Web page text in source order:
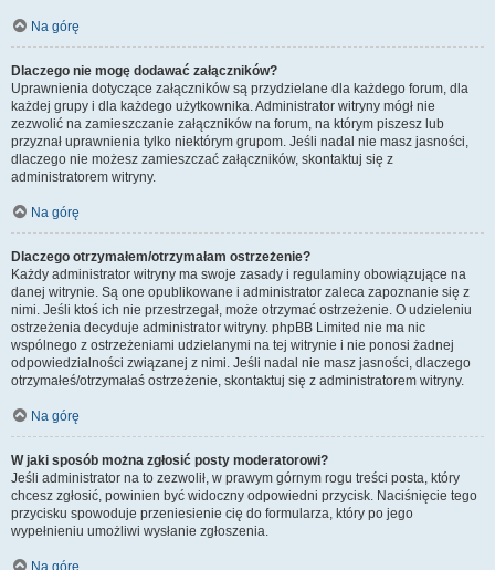
Na górę
Dlaczego nie mogę dodawać załączników?
Uprawnienia dotyczące załączników są przydzielane dla każdego forum, dla
każdej grupy i dla każdego użytkownika. Administrator witryny mógł nie
zezwolić na zamieszczanie załączników na forum, na którym piszesz lub
przyznał uprawnienia tylko niektórym grupom. Jeśli nadal nie masz jasności,
dlaczego nie możesz zamieszczać załączników, skontaktuj się z
administratorem witryny.
Na górę
Dlaczego otrzymałem/otrzymałam ostrzeżenie?
Każdy administrator witryny ma swoje zasady i regulaminy obowiązujące na
danej witrynie. Są one opublikowane i administrator zaleca zapoznanie się z
nimi. Jeśli ktoś ich nie przestrzegał, może otrzymać ostrzeżenie. O udzieleniu
ostrzeżenia decyduje administrator witryny. phpBB Limited nie ma nic
wspólnego z ostrzeżeniami udzielanymi na tej witrynie i nie ponosi żadnej
odpowiedzialności związanej z nimi. Jeśli nadal nie masz jasności, dlaczego
otrzymałeś/otrzymałaś ostrzeżenie, skontaktuj się z administratorem witryny.
Na górę
W jaki sposób można zgłosić posty moderatorowi?
Jeśli administrator na to zezwolił, w prawym górnym rogu treści posta, który
chcesz zgłosić, powinien być widoczny odpowiedni przycisk. Naciśnięcie tego
przycisku spowoduje przeniesienie cię do formularza, który po jego
wypełnieniu umożliwi wysłanie zgłoszenia.
Na górę